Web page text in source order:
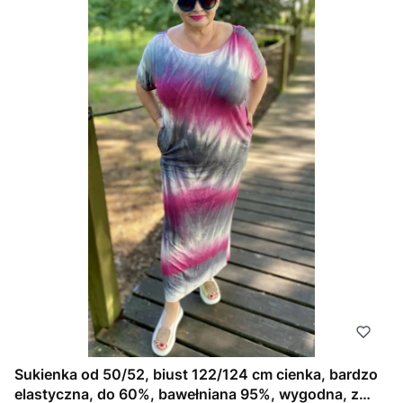
Sukienka od 50/52, biust 122/124 cm cienka, bardzo
elastyczna, do 60%, bawełniana 95%, wygodna, z